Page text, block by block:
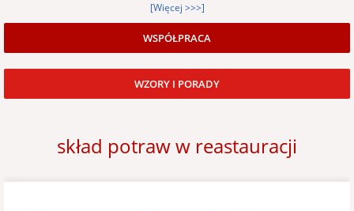
[Więcej >>>]
WSPÓŁPRACA
WZORY I PORADY
skład potraw w reastauracji